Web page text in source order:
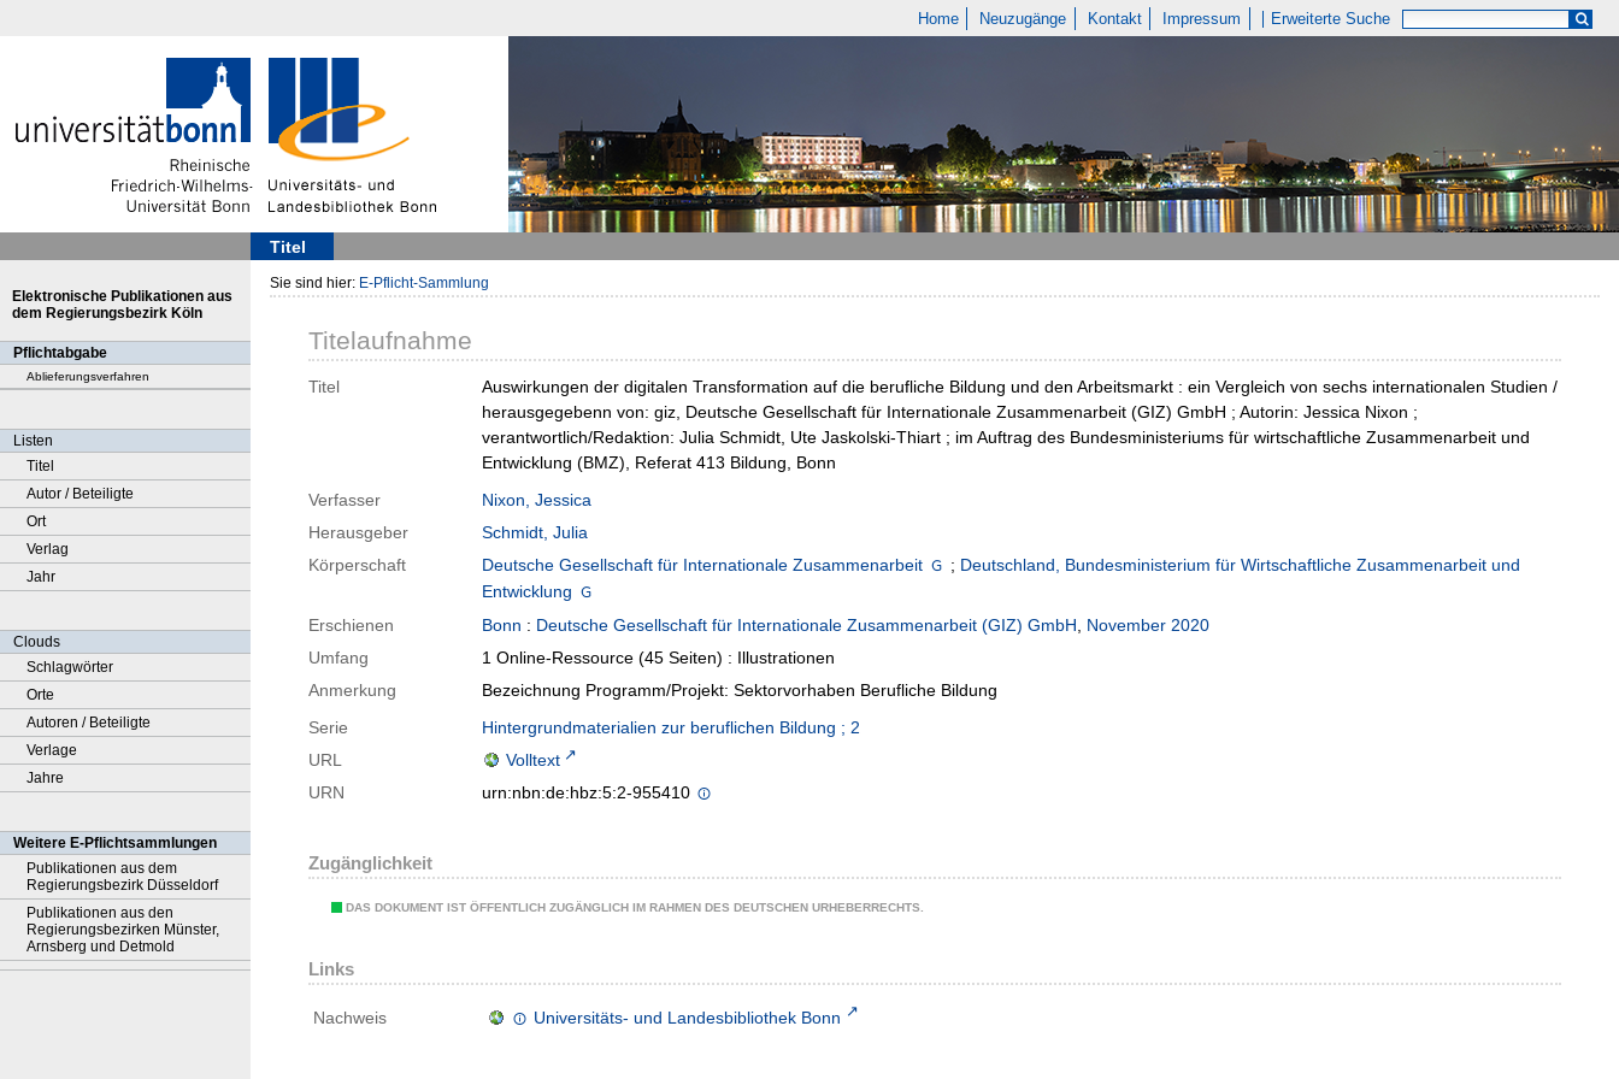
Home Neuzugänge Kontakt Impressum Erweiterte Suche
Titel
Elektronische Publikationen aus
dem Regierungsbezirk Köln
Pflichtabgabe
Ablieferungsverfahren
Listen
Titel
Autor / Beteiligte
Ort
Verlag
Jahr
Clouds
Schlagwörter
Orte
Autoren / Beteiligte
Verlage
Jahre
Weitere E-Pflichtsammlungen
Publikationen aus dem
Regierungsbezirk Düsseldorf
Publikationen aus den
Regierungsbezirken Münster,
Arnsberg und Detmold
Sie sind hier: E-Pflicht-Sammlung
Titelaufnahme
Titel
Auswirkungen der digitalen Transformation auf die berufliche Bildung und den Arbeitsmarkt : ein Vergleich von sechs internationalen Studien /
herausgegebenn von: giz, Deutsche Gesellschaft für Internationale Zusammenarbeit (GIZ) GmbH ; Autorin: Jessica Nixon ;
verantwortlich/Redaktion: Julia Schmidt, Ute Jaskolski-Thiart ; im Auftrag des Bundesministeriums für wirtschaftliche Zusammenarbeit und
Entwicklung (BMZ), Referat 413 Bildung, Bonn
Verfasser
Nixon, Jessica
Herausgeber
Schmidt, Julia
Körperschaft
Deutsche Gesellschaft für Internationale Zusammenarbeit ; Deutschland, Bundesministerium für Wirtschaftliche Zusammenarbeit und
Entwicklung
Erschienen
Bonn : Deutsche Gesellschaft für Internationale Zusammenarbeit (GIZ) GmbH, November 2020
Umfang
1 Online-Ressource (45 Seiten) : Illustrationen
Anmerkung
Bezeichnung Programm/Projekt: Sektorvorhaben Berufliche Bildung
Serie
Hintergrundmaterialien zur beruflichen Bildung ; 2
URL
Volltext
URN
urn:nbn:de:hbz:5:2-955410
Zugänglichkeit
DAS DOKUMENT IST ÖFFENTLICH ZUGÄNGLICH IM RAHMEN DES DEUTSCHEN URHEBERRECHTS.
Links
Nachweis Universitäts- und Landesbibliothek Bonn